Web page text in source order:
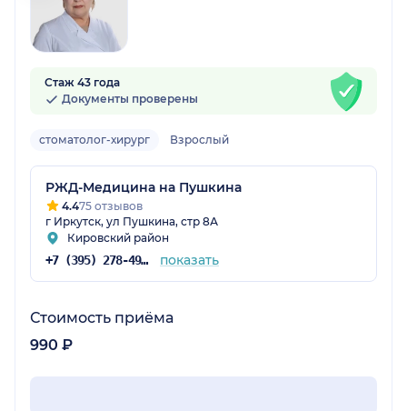
Стаж 43 года
Документы проверены
стоматолог-хирург Взрослый
РЖД-Медицина на Пушкина
4.475 отзывов
г Иркутск, ул Пушкина, стр 8А
Кировский район
+7 (395) 278-49-11 показать
Стоимость приёма
990 ₽